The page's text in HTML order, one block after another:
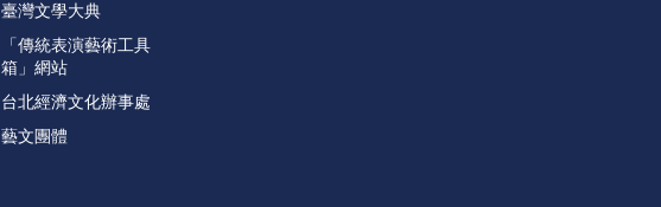
臺灣文學大典
「傳統表演藝術工具
箱」網站
台北經濟文化辦事處
藝文團體